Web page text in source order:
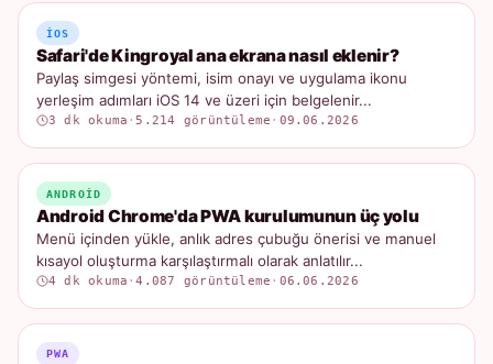
IOS
Safari'de Kingroyal ana ekrana nasıl eklenir?
Paylaş simgesi yöntemi, isim onayı ve uygulama ikonu
yerleşim adımları iOS 14 ve üzeri için belgelenir...
3 dk okuma ·5.214 görüntüleme · 09.06.2026
ANDROID
Android Chrome'da PWA kurulumunun üç yolu
Menü içinden yükle, anlık adres çubuğu önerisi ve manuel
kısayol oluşturma karşılaştırmalı olarak anlatılır...
4 dk okuma ·4.087 görüntüleme · 06.06.2026
PWA